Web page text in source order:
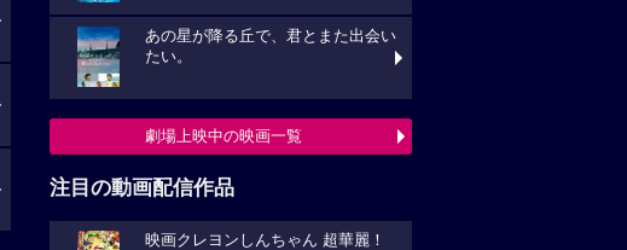
あの星が降る丘で、君とまた出会い
たい。
劇場上映中の映画一覧
注目の動画配信作品
映画クレヨンしんちゃん 超華麗！